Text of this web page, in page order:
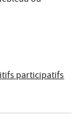
participatifs